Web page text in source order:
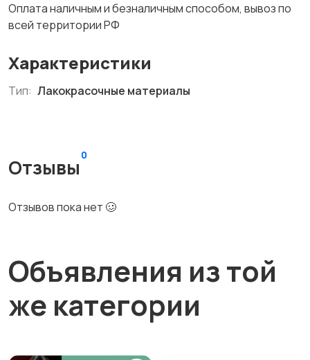
Оплата наличным и безналичным способом, вывоз по
всей территории РФ
Характеристики
Тип: Лакокрасочные материалы
Отзывы
0
Отзывов пока нет 🥴
Объявления из той
же категории